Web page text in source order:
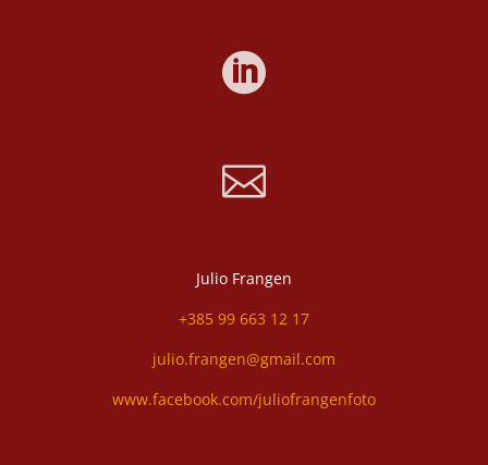


Julio Frangen
+385 99 663 12 17
julio.frangen@gmail.com
www.facebook.com/juliofrangenfoto